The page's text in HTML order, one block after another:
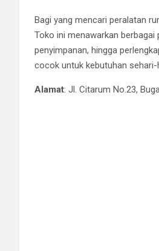
Bagi yang mencari peralatan
Toko ini menawarkan
penyimpanan, hingga
cocok untuk kebutuhan sehari-
Alamat: Jl. Citarum No.23,